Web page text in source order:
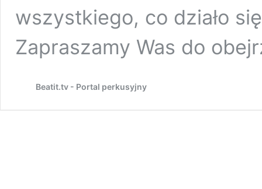
wszystkiego, co działo
Zapraszamy Was do
Beatit.tv - Portal perkusyjny